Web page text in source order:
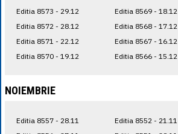
Editia 8573 - 29.12
Editia 8572 - 28.12
Editia 8571 - 22.12
Editia 8570 - 19.12
Editia 8569 - 18.12
Editia 8568 - 17.12
Editia 8567 - 16.12
Editia 8566 - 15.12
NOIEMBRIE
Editia 8557 - 28.11
Editia 8552 - 21.11